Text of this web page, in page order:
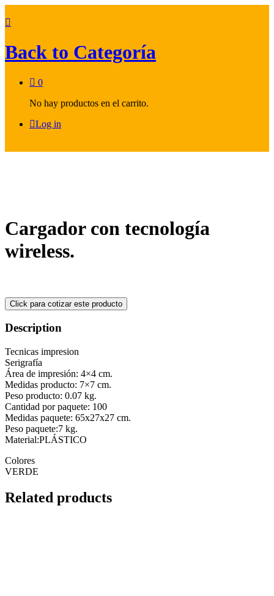
Back to Categoría
0
No hay productos en el carrito.
Log in
Cargador con tecnología
wireless.
Description
Tecnicas impresion
Serigrafía
Área de impresión: 4×4 cm.
Medidas producto: 7×7 cm.
Peso producto: 0.07 kg.
Cantidad por paquete: 100
Medidas paquete: 65x27x27 cm.
Peso paquete:7 kg.
Material:PLÁSTICO
Colores
VERDE
Related products